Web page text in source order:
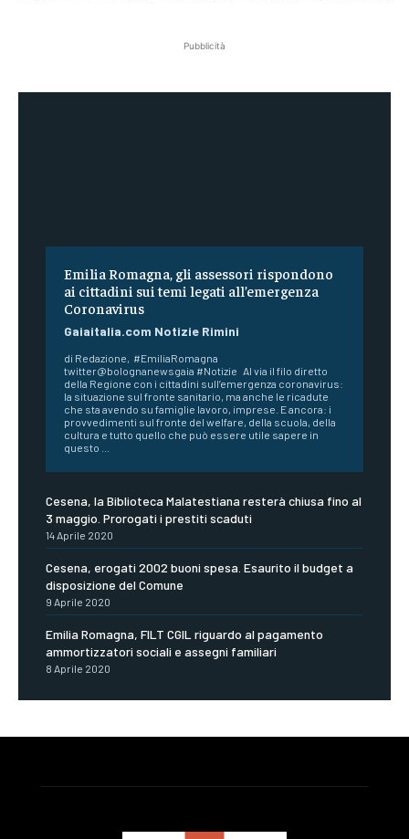
Pubblicità
Emilia Romagna, gli assessori rispondono
ai cittadini sui temi legati all’emergenza
Coronavirus
Gaiaitalia.com Notizie Rimini
di Redazione, #EmiliaRomagna
twitter@bolognanewsgaia #Notizie Al via il filo diretto
della Regione con i cittadini sull’emergenza coronavirus:
la situazione sul fronte sanitario, ma anche le ricadute
che sta avendo su famiglie lavoro, imprese. E ancora: i
provvedimenti sul fronte del welfare, della scuola, della
cultura e tutto quello che può essere utile sapere in
questo ...
Cesena, la Biblioteca Malatestiana resterà chiusa fino al
3 maggio. Prorogati i prestiti scaduti
14 Aprile 2020
Cesena, erogati 2002 buoni spesa. Esaurito il budget a
disposizione del Comune
9 Aprile 2020
Emilia Romagna, FILT CGIL riguardo al pagamento
ammortizzatori sociali e assegni familiari
8 Aprile 2020